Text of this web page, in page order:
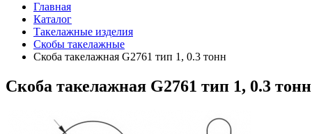
Главная
Каталог
Такелажные изделия
Скобы такелажные
Скоба такелажная G2761 тип 1, 0.3 тонн
Скоба такелажная G2761 тип 1, 0.3 тонн